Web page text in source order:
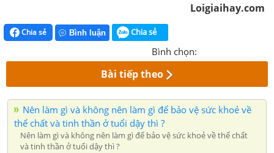
Loigiaihay.com
Chia sẻ Bình luận Chia sẻ
Bình chọn:
Bài tiếp theo
Nên làm gì và không nên làm gì để bảo vệ sức khoẻ về
thể chất và tinh thần ở tuổi dậy thì ?
Nên làm gì và không nên làm gì để bảo vệ sức khoẻ về thể chất
và tinh thần ở tuổi dậy thì ?